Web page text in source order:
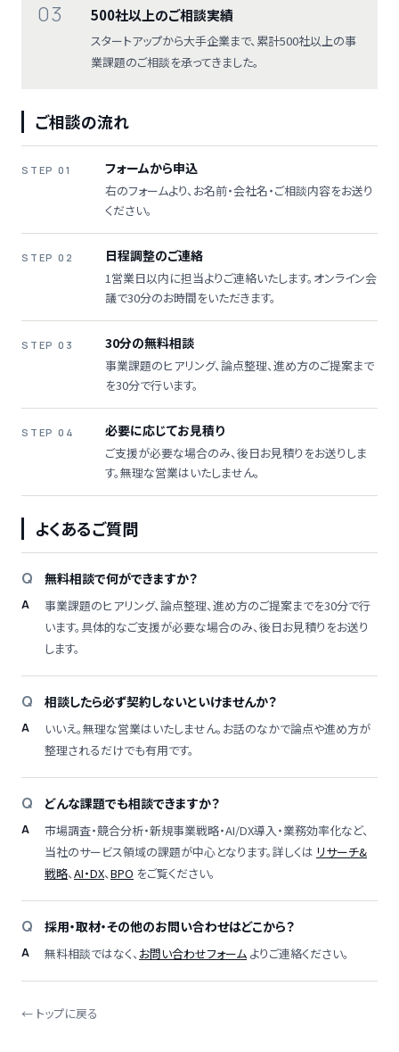
03 500社以上のご相談実績
スタートアップから大手企業まで、累計500社以上の事
業課題のご相談を承ってきました。
ご相談の流れ
STEP 01 フォームから申込
右のフォームより、お名前・会社名・ご相談内容をお送り
ください。
STEP 02 日程調整のご連絡
1営業日以内に担当よりご連絡いたします。オンライン会
議で30分のお時間をいただきます。
STEP 03 30分の無料相談
事業課題のヒアリング、論点整理、進め方のご提案まで
を30分で行います。
STEP 04 必要に応じてお見積り
ご支援が必要な場合のみ、後日お見積りをお送りしま
す。無理な営業はいたしません。
よくあるご質問
無料相談で何ができますか？
事業課題のヒアリング、論点整理、進め方のご提案までを30分で行
います。具体的なご支援が必要な場合のみ、後日お見積りをお送り
します。
相談したら必ず契約しないといけませんか？
いいえ。無理な営業はいたしません。お話のなかで論点や進め方が
整理されるだけでも有用です。
どんな課題でも相談できますか？
市場調査・競合分析・新規事業戦略・AI/DX導入・業務効率化など、
当社のサービス領域の課題が中心となります。詳しくは リサーチ&
戦略、AI・DX、BPO をご覧ください。
採用・取材・その他のお問い合わせはどこから？
無料相談ではなく、 お問い合わせフォーム よりご連絡ください。
← トップに戻る